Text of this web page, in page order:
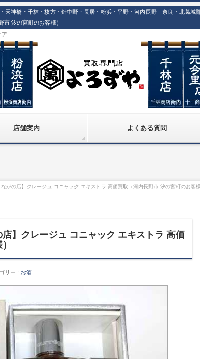
神橋・千林・枚方・針中野・長居・粉浜・平野・河内長野 奈良・北葛城
汐の宮町のお客様）
ア
店舗案内 よくある質問
ながの店】クレージュ コニャック エキストラ 高価買取（河内長野市 汐の宮町のお客様
店】クレージュ コニャック エキストラ 高価
リー : お酒